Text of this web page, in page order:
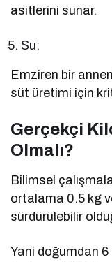
asitlerini sunar.
Su:
Emziren bir
süt üretimi için
Gerçekçi
Olmalı?
Bilimsel
ortalama 0.5 kg
sürdürülebilir
Yani doğumdan